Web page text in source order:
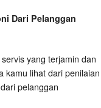
Dari Pelanggan
yang terjamin dan
kamu lihat dari penilaian
pelanggan